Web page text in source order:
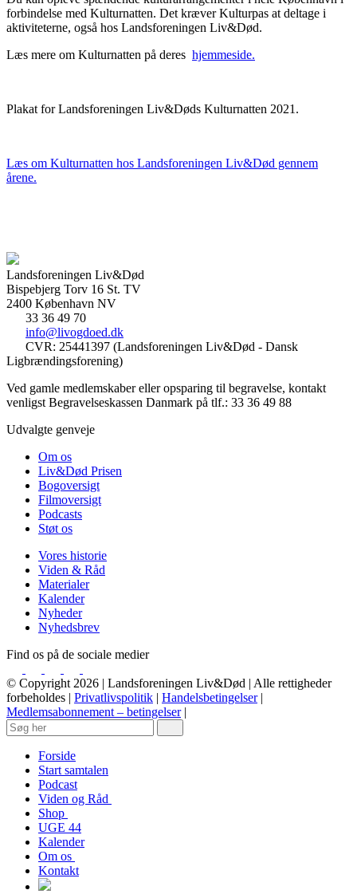
forbindelse med Kulturnatten. Det kræver Kulturpas at deltage i
aktiviteterne, også hos Landsforeningen Liv&Død.
Læs mere om Kulturnatten på deres hjemmeside.
Plakat for Landsforeningen Liv&Døds Kulturnatten 2021.
Læs om Kulturnatten hos Landsforeningen Liv&Død gennem
årene.
Landsforeningen Liv&Død
Bispebjerg Torv 16 St. TV
2400 København NV
33 36 49 70
info@livogdoed.dk
CVR: 25441397 (Landsforeningen Liv&Død - Dansk
Ligbrændingsforening)
Ved gamle medlemskaber eller opsparing til begravelse, kontakt
venligst Begravelseskassen Danmark på tlf.: 33 36 49 88
Udvalgte genveje
Om os
Liv&Død Prisen
Bogoversigt
Filmoversigt
Podcasts
Støt os
Vores historie
Viden & Råd
Materialer
Kalender
Nyheder
Nyhedsbrev
Find os på de sociale medier
© Copyright 2026 | Landsforeningen Liv&Død | Alle rettigheder
forbeholdes | Privatlivspolitik | Handelsbetingelser|
Medlemsabonnement – betingelser|
Forside
Start samtalen
Podcast
Viden og Råd
Shop
UGE 44
Kalender
Om os
Kontakt